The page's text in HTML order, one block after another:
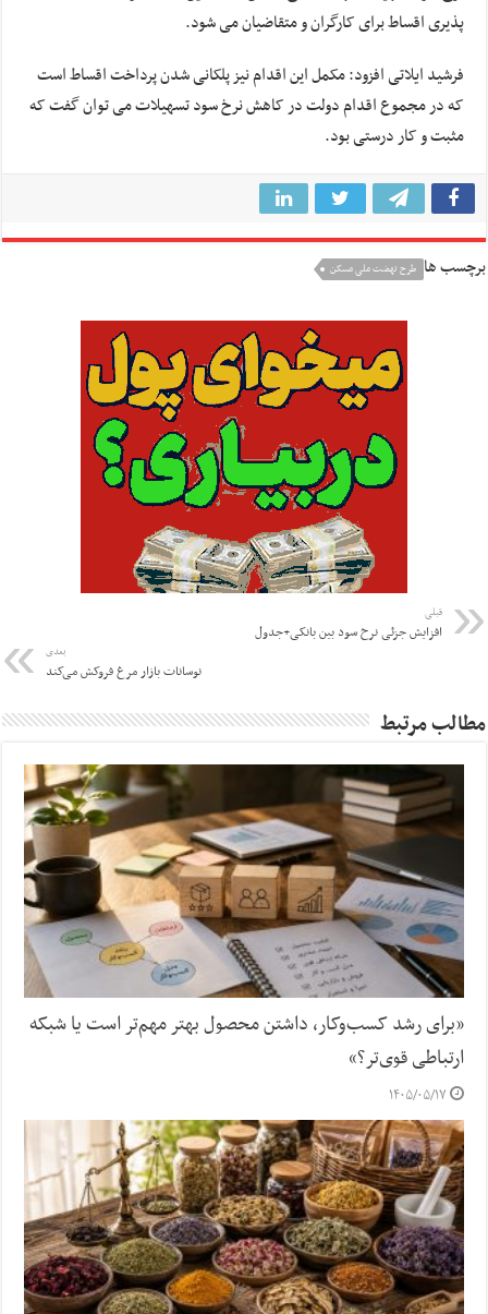
پذیری اقساط برای کارگران و متقاضیان می شود.
فرشید ایلاتی افزود: مکمل این اقدام نیز پلکانی شدن پرداخت اقساط است
که در مجموع اقدام دولت در کاهش نرخ سود تسهیلات می توان گفت که
مثبت و کار درستی بود.
برچسب ها طرح نهضت ملی مسکن
قبلی
افزایش جزئی نرخ سود بین بانکی+جدول
بعدی
نوسانات بازار مرغ فروکش می‌کند
مطالب مرتبط
«برای رشد کسب‌وکار، داشتن محصول بهتر مهم‌تر است یا شبکه
ارتباطی قوی‌تر؟»
۱۴۰۵/۰۵/۱۷